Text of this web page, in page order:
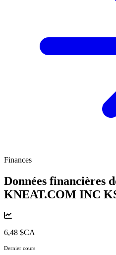
Finances
Données financières
KNEAT.COM INC
6,48 $CA
Dernier cours